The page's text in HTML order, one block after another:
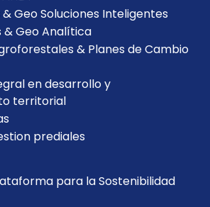
Geo Soluciones Inteligentes
& Geo Analítica
& Planes de Cambio
en desarrollo y
territorial
prediales
para la Sostenibilidad